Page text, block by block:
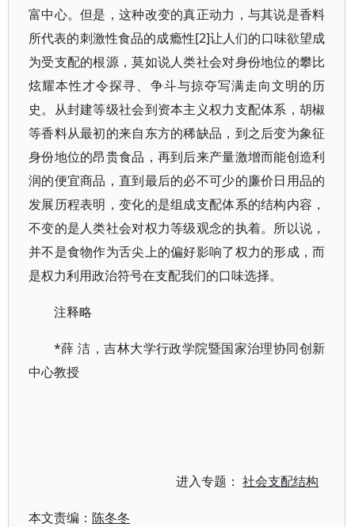
富中心。但是，这种改变的真正动力，与其说是香料
所代表的刺激性食品的成瘾性[2]让人们的口味欲望成
为受支配的根源，莫如说人类社会对身份地位的攀比
炫耀本性才令探寻、争斗与掠夺写满走向文明的历
史。从封建等级社会到资本主义权力支配体系，胡椒
等香料从最初的来自东方的稀缺品，到之后变为象征
身份地位的昂贵食品，再到后来产量激增而能创造利
润的便宜商品，直到最后的必不可少的廉价日用品的
发展历程表明，变化的是组成支配体系的结构内容，
不变的是人类社会对权力等级观念的执着。所以说，
并不是食物作为舌尖上的偏好影响了权力的形成，而
是权力利用政治符号在支配我们的口味选择。
注释略
*薛 洁，吉林大学行政学院暨国家治理协同创新
中心教授
进入专题：社会支配结构
本文责编： 陈冬冬